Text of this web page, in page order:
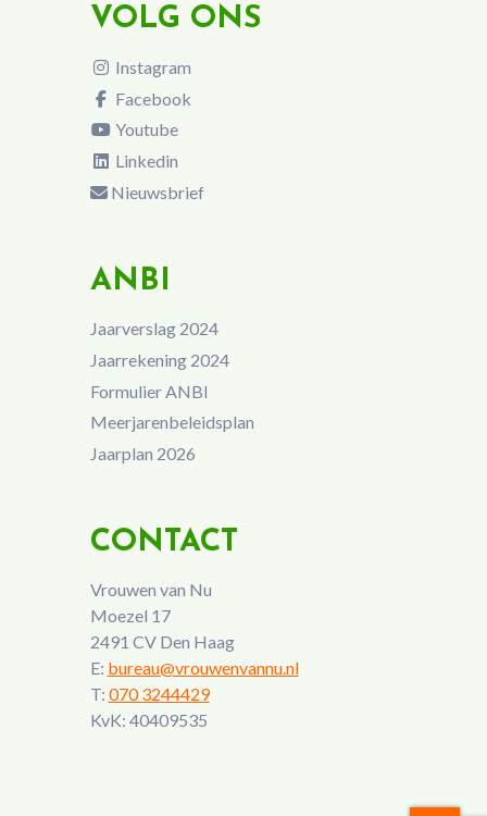
VOLG ONS
Instagram
Facebook
Youtube
Linkedin
Nieuwsbrief
ANBI
Jaarverslag 2024
Jaarrekening 2024
Formulier ANBI
Meerjarenbeleidsplan
Jaarplan 2026
CONTACT
Vrouwen van Nu
Moezel 17
2491 CV Den Haag
E: bureau@vrouwenvannu.nl
T: 070 3244429
KvK: 40409535